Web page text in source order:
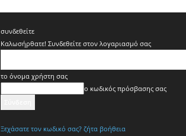
συνδεθείτε
Καλωσήρθατε! Συνδεθείτε στον λογαριασμό σας
το όνομα χρήστη σας
ο κωδικός πρόσβασης σας
Ξεχάσατε τον κωδικό σας? ζήτα βοήθεια